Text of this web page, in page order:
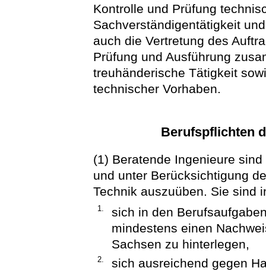
Kontrolle und Prüfung
Sachverständigentätigkeit
auch die Vertretung des
Prüfung und Ausführung
treuhänderische Tätigkeit
technischer Vorhaben.
Berufspflichten
(1) Beratende Ingenieure
und unter Berücksichtigung
Technik auszuüben. Sie sind
1.
sich in den
mindestens einen
Sachsen zu hinterlegen,
2.
sich ausreichend gegen